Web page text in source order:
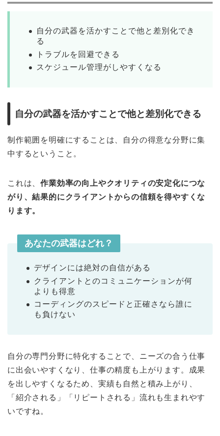
自分の武器を活かすことで他と差別化でき
る
トラブルを回避できる
スケジュール管理がしやすくなる
自分の武器を活かすことで他と差別化できる
制作範囲を明確にすることは、自分の得意な分野に集
中するということ。
これは、作業効率の向上やクオリティの安定化につな
がり、結果的にクライアントからの信頼を得やすくな
ります。
あなたの武器はどれ？
デザインには絶対の自信がある
クライアントとのコミュニケーションが何
よりも得意
コーディングのスピードと正確さなら誰に
も負けない
自分の専門分野に特化することで、ニーズの合う仕事
に出会いやすくなり、仕事の精度も上がります。成果
を出しやすくなるため、実績も自然と積み上がり、
「紹介される」「リピートされる」流れも生まれやす
いですね。